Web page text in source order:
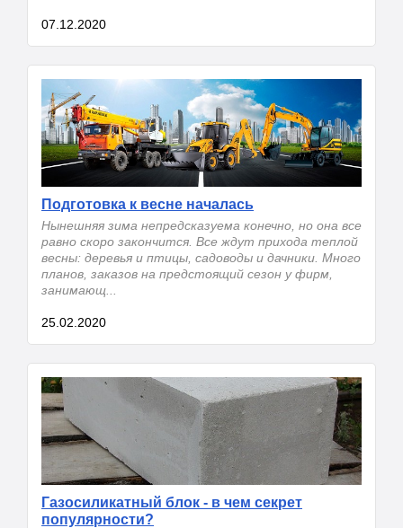
07.12.2020
Подготовка к весне началась
Нынешняя зима непредсказуема конечно, но она все
равно скоро закончится. Все ждут прихода теплой
весны: деревья и птицы, садоводы и дачники. Много
планов, заказов на предстоящий сезон у фирм,
занимающ...
25.02.2020
Газосиликатный блок - в чем секрет
популярности?